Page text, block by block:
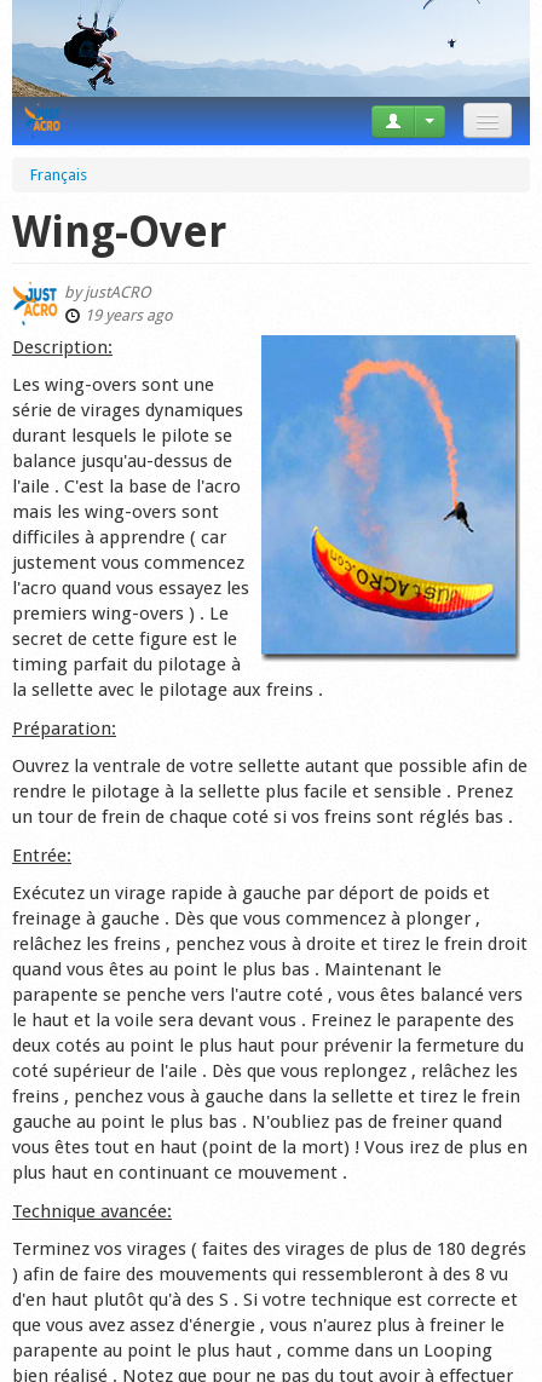
News
Tricks
Videos
Forum
Startplaces
Calendar
Gear
Market
Shop
Français
Wing-Over
byjustACRO
19 years ago
Description:
Les wing-overs sont une
série de virages dynamiques
durant lesquels le pilote se
balance jusqu'au-dessus de
l'aile . C'est la base de l'acro
mais les wing-overs sont
difficiles à apprendre ( car
justement vous commencez
l'acro quand vous essayez les
premiers wing-overs ) . Le
secret de cette figure est le
timing parfait du pilotage à
la sellette avec le pilotage aux freins .
Préparation:
Ouvrez la ventrale de votre sellette autant que possible afin de
rendre le pilotage à la sellette plus facile et sensible . Prenez
un tour de frein de chaque coté si vos freins sont réglés bas .
Entrée:
Exécutez un virage rapide à gauche par déport de poids et
freinage à gauche . Dès que vous commencez à plonger ,
relâchez les freins , penchez vous à droite et tirez le frein droit
quand vous êtes au point le plus bas . Maintenant le
parapente se penche vers l'autre coté , vous êtes balancé vers
le haut et la voile sera devant vous . Freinez le parapente des
deux cotés au point le plus haut pour prévenir la fermeture du
coté supérieur de l'aile . Dès que vous replongez , relâchez les
freins , penchez vous à gauche dans la sellette et tirez le frein
gauche au point le plus bas . N'oubliez pas de freiner quand
vous êtes tout en haut (point de la mort) ! Vous irez de plus en
plus haut en continuant ce mouvement .
Technique avancée:
Terminez vos virages ( faites des virages de plus de 180 degrés
) afin de faire des mouvements qui ressembleront à des 8 vu
d'en haut plutôt qu'à des S . Si votre technique est correcte et
que vous avez assez d'énergie , vous n'aurez plus à freiner le
parapente au point le plus haut , comme dans un Looping
bien réalisé . Notez que pour ne pas du tout avoir à effectuer